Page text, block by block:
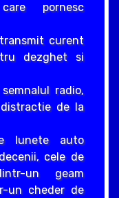
pornesc
curent
dezghet si
radio,
de la
lunete auto
cele de
un geam
un cheder de